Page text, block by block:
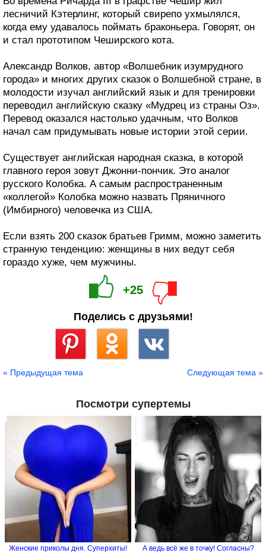
лесничий Кэтерлинг, который свирепо ухмылялся,
когда ему удавалось поймать браконьера. Говорят, он
и стал прототипом Чеширского кота.
Александр Волков, автор «Волшебник изумрудного
города» и многих других сказок о Волшебной стране, в
молодости изучал английский язык и для тренировки
переводил английскую сказку «Мудрец из страны Оз».
Перевод оказался настолько удачным, что Волков
начал сам придумывать новые истории этой серии.
Существует английская народная сказка, в которой
главного героя зовут Джонни-пончик. Это аналог
русского Колобка. А самым распространенным
«коллегой» Колобка можно назвать Пряничного
(Имбирного) человечка из США.
Если взять 200 сказок братьев Гримм, можно заметить
странную тенденцию: женщины в них ведут себя
гораздо хуже, чем мужчины.
+25
Поделись с друзьями!
« Предыдущая тема Следующая тема »
Посмотри супертемы
Женские приколы дня. Суперхиты! А ведь всё же в точку! Согласны?